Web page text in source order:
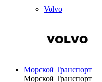
Volvo
Морской Транспорт
Морской Транспорт